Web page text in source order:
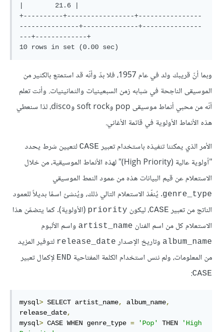
|        21.6 |
+----------+-----------------+----------------
---------------+--------------+---------------
---+-------------+
وبما أنّ قريبك ولد في عام 1957، فلا بدّ وأنّه قد استمتع بالكثير من
الموسيقى الناجحة في شبابه زمن السبعينيات والثمانينيات. وأنت تعلم
أنّه من محبي أنماط موسيقى pop وsoft rock وdisco، لذا سنعطي
هذه الأنماط الأولوية في قائمة الأغاني.
الأمر الذي يمكننا تنفيذه باستخدام تعبير CASE لتعيين شرط يحدد
"أولوية عالية (High Priority)" لهذه الأنماط الموسيقية، من خلال
الاستعلام عن قيم البيانات هذه من عمود النمط الموسيقي
genre_type. يُنفّذ الاستعلام التالي ذلك، ويُنشئ اسمًا بديلاً للعمود
الناتج من تعبير CASE، ليكون priority (الأولوية). كما يتضمّن هذا
الاستعلام كل من اسم الفنان artist_name واسم الألبوم
album_name وتاريخ الإصدار release_date لتوفير المزيد
من المعلومات، ولم ننس استخدام الكلمة المفتاحية END لإكمال تعبير
CASE
:
mysql> SELECT artist_name, album_name,
release_date,
mysql> CASE WHEN genre_type = 'Pop' THEN
'High